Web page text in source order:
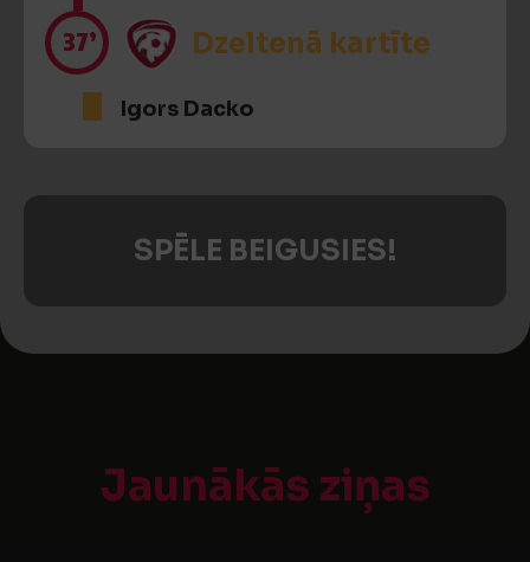
37’ Dzeltenā kartīte
Igors Dacko
SPĒLE BEIGUSIES!
Jaunākās ziņas